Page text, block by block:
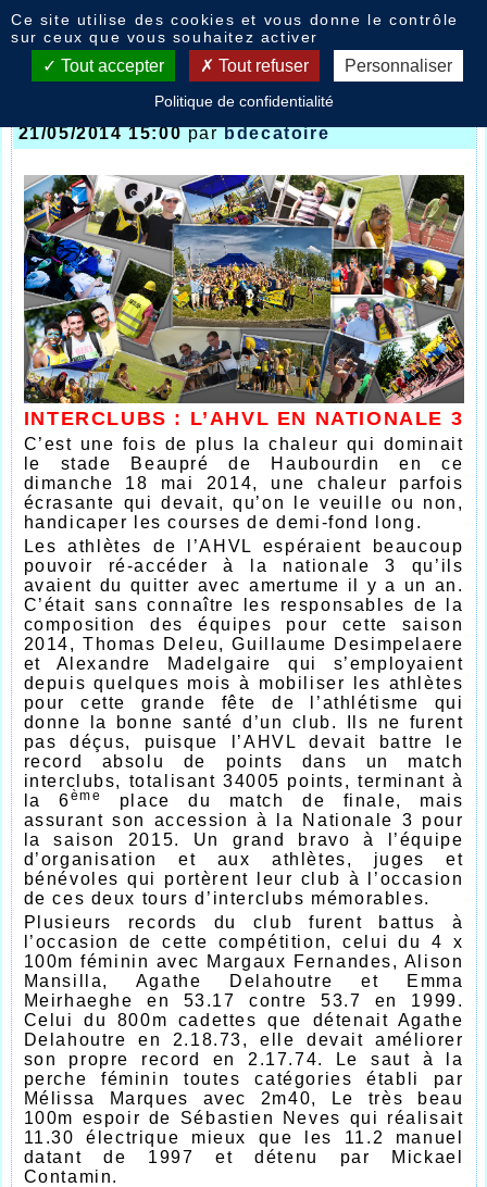
Nouvelles
Finale Interclubs / combinées Minimes F
21/05/2014 15:00parbdecatoire
INTERCLUBS : L’AHVL EN NATIONALE 3
C’est une fois de plus la chaleur qui dominait
le stade Beaupré de Haubourdin en ce
dimanche 18 mai 2014, une chaleur parfois
écrasante qui devait, qu’on le veuille ou non,
handicaper les courses de demi-fond long.
Les athlètes de l’AHVL espéraient beaucoup
pouvoir ré-accéder à la nationale 3 qu’ils
avaient du quitter avec amertume il y a un an.
C’était sans connaître les responsables de la
composition des équipes pour cette saison
2014, Thomas Deleu, Guillaume Desimpelaere
et Alexandre Madelgaire qui s’employaient
depuis quelques mois à mobiliser les athlètes
pour cette grande fête de l’athlétisme qui
donne la bonne santé d’un club. Ils ne furent
pas déçus, puisque l’AHVL devait battre le
record absolu de points dans un match
interclubs, totalisant 34005 points, terminant à
la 6ème
place du match de finale, mais
assurant son accession à la Nationale 3 pour
la saison 2015. Un grand bravo à l’équipe
d’organisation et aux athlètes, juges et
bénévoles qui portèrent leur club à l’occasion
de ces deux tours d’interclubs mémorables.
Plusieurs records du club furent battus à
l’occasion de cette compétition, celui du 4 x
100m féminin avec Margaux Fernandes, Alison
Mansilla, Agathe Delahoutre et Emma
Meirhaeghe en 53.17 contre 53.7 en 1999.
Celui du 800m cadettes que détenait Agathe
Delahoutre en 2.18.73, elle devait améliorer
son propre record en 2.17.74. Le saut à la
perche féminin toutes catégories établi par
Mélissa Marques avec 2m40, Le très beau
100m espoir de Sébastien Neves qui réalisait
11.30 électrique mieux que les 11.2 manuel
datant de 1997 et détenu par Mickael
Contamin.
Ce site utilise des cookies et vous donne le contrôle
sur ceux que vous souhaitez activer
Tout accepter Tout refuser Personnaliser
Politique de confidentialité